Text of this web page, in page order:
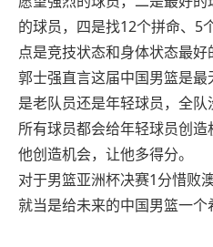
的球员，四是找12个拼命、5
点是竞技状态和身体状态最好
郭士强直言这届中国男篮是
是老队员还是年轻球员，全队
所有球员都会给年轻球员创
他创造机会，让他多得分。
对于男篮亚洲杯决赛1分惜败
就当是给未来的中国男篮一个